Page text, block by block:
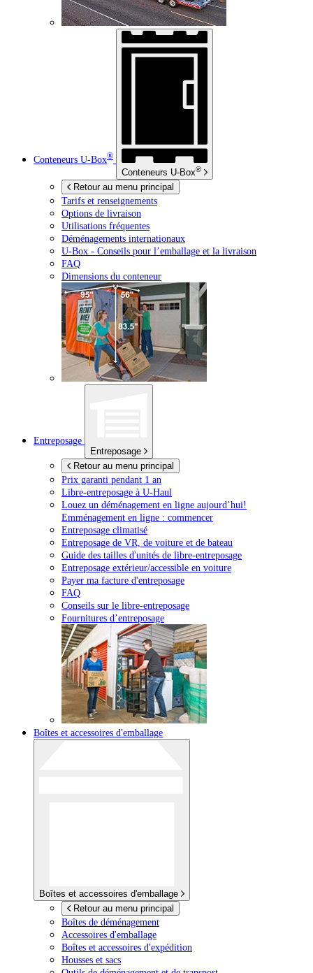
Conteneurs U-Box®
Conteneurs U-Box®
Retour au menu principal
Tarifs et renseignements
Options de livraison
Utilisations fréquentes
Déménagements internationaux
U-Box - Conseils pour l’emballage et la livraison
FAQ
Dimensions du conteneur
Entreposage
Entreposage
Retour au menu principal
Prix garanti pendant 1 an
Libre-entreposage à U-Haul
Louez un déménagement en ligne aujourd’hui!
Emménagement en ligne : commencer
Entreposage climatisé
Entreposage de VR, de voiture et de bateau
Guide des tailles d'unités de libre-entreposage
Entreposage extérieur/accessible en voiture
Payer ma facture d'entreposage
FAQ
Conseils sur le libre-entreposage
Fournitures d’entreposage
Boîtes et accessoires d'emballage
Boîtes et accessoires d'emballage
Retour au menu principal
Boîtes de déménagement
Accessoires d'emballage
Boîtes et accessoires d'expédition
Housses et sacs